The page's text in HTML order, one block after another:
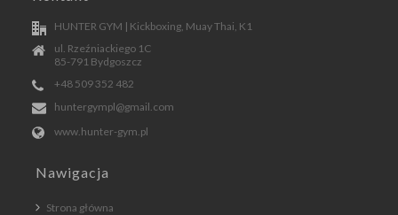
HUNTER GYM | Kickboxing, Muay Thai, K1
ul. Rzeźniackiego 1C
85-791 Bydgoszcz
+48 509 352 482
huntergympl@gmail.com
www.hunter-gym.pl
Nawigacja
Strona główna